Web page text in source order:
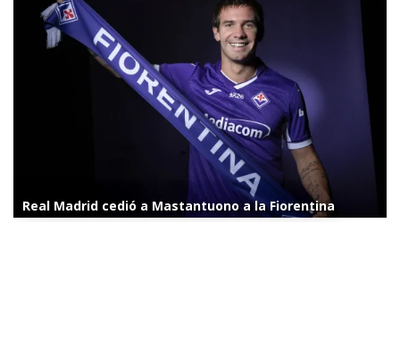
Real Madrid cedió a Mastantuono a la Fiorentina